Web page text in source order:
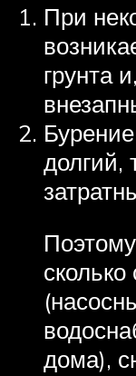
При
грунта
долгий,
дома),